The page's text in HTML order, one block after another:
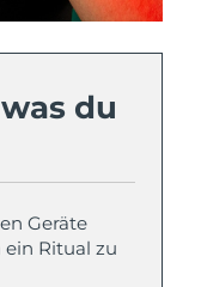
du
Geräte
Ritual zu